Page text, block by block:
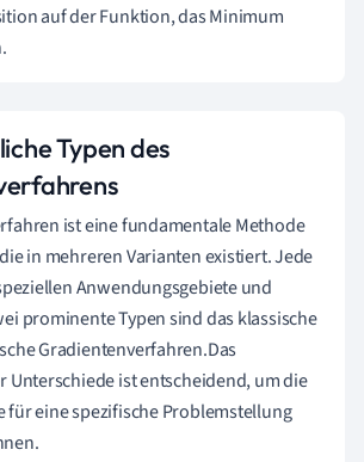
auf der Funktion, das Minimum
Typen des
ist eine fundamentale Methode
in mehreren Varianten existiert. Jede
Anwendungsgebiete und
prominente Typen sind das klassische
Gradientenverfahren.Das
Unterschiede ist entscheidend, um die
für eine spezifische Problemstellung